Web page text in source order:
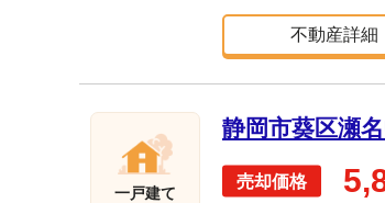
不動産詳細
一戸建て
静岡市葵区瀬